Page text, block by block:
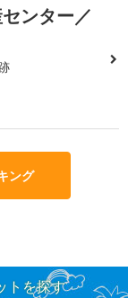
ンター／
ング
トを探す